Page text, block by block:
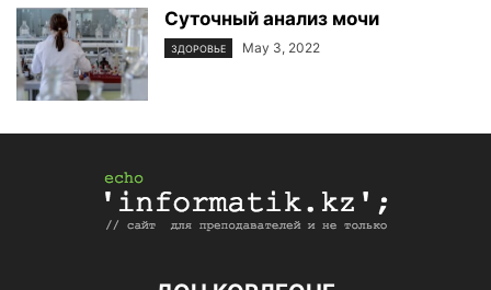
Суточный анализ мочи
ЗДОРОВЬЕ May 3, 2022